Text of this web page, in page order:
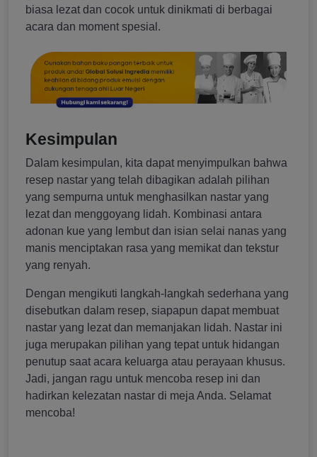
biasa lezat dan cocok untuk dinikmati di berbagai
acara dan moment spesial.
Kesimpulan
Dalam kesimpulan, kita dapat menyimpulkan bahwa
resep nastar yang telah dibagikan adalah pilihan
yang sempurna untuk menghasilkan nastar yang
lezat dan menggoyang lidah. Kombinasi antara
adonan kue yang lembut dan isian selai nanas yang
manis menciptakan rasa yang memikat dan tekstur
yang renyah.
Dengan mengikuti langkah-langkah sederhana yang
disebutkan dalam resep, siapapun dapat membuat
nastar yang lezat dan memanjakan lidah. Nastar ini
juga merupakan pilihan yang tepat untuk hidangan
penutup saat acara keluarga atau perayaan khusus.
Jadi, jangan ragu untuk mencoba resep ini dan
hadirkan kelezatan nastar di meja Anda. Selamat
mencoba!